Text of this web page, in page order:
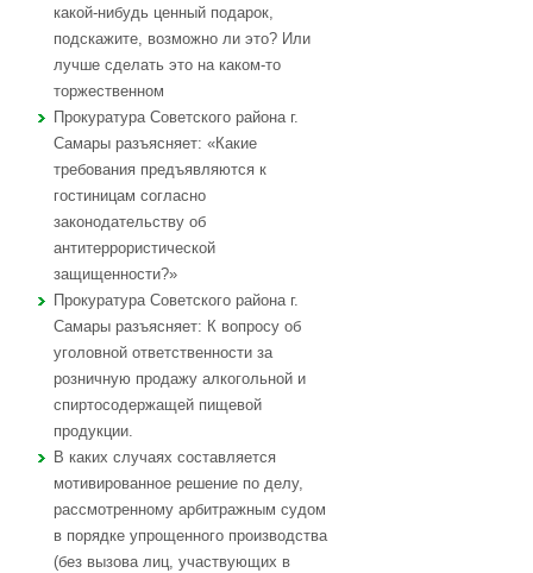
какой-нибудь ценный подарок,
подскажите, возможно ли это? Или
лучше сделать это на каком-то
торжественном
Прокуратура Советского района г.
Самары разъясняет: «Какие
требования предъявляются к
гостиницам согласно
законодательству об
антитеррористической
защищенности?»
Прокуратура Советского района г.
Самары разъясняет: К вопросу об
уголовной ответственности за
розничную продажу алкогольной и
спиртосодержащей пищевой
продукции.
В каких случаях составляется
мотивированное решение по делу,
рассмотренному арбитражным судом
в порядке упрощенного производства
(без вызова лиц, участвующих в